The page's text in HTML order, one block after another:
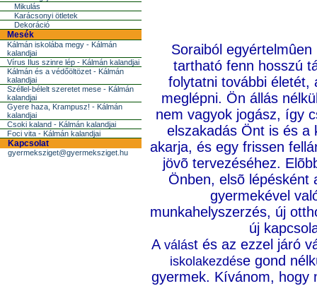
Mikulás
Karácsonyi ötletek
Dekoráció
Mesék
Kálmán iskolába megy - Kálmán
kalandjai
Vírus Ilus szinre lép - Kálmán kalandjai
Kálmán és a védőöltözet - Kálmán
kalandjai
Széllel-bélelt szeretet mese - Kálmán
kalandjai
Gyere haza, Krampusz! - Kálmán
kalandjai
Csoki kaland - Kálmán kalandjai
Foci vita - Kálmán kalandjai
Kapcsolat
gyermeksziget@gyermeksziget.hu
Soraiból
tartható fenn hosszú
folytatni további életét,
meglépni. Ön állás
nem vagyok jogász, így
elszakadás Önt is és a
akarja, és egy frissen
jövõ tervezéséhez.
Önben, elsõ lépésként
gyermekével
munkahelyszerzés, új
új
A válást és az ezzel járó
iskolakezdése gond
gyermek. Kívánom, hogy